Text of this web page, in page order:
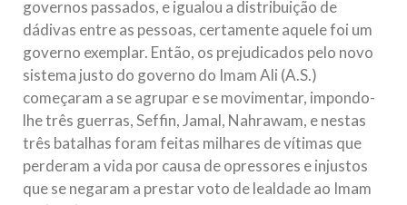
governos passados, e igualou a distribuição de
dádivas entre as pessoas, certamente aquele foi um
governo exemplar. Então, os prejudicados pelo novo
sistema justo do governo do Imam Ali (A.S.)
começaram a se agrupar e se movimentar, impondo-
lhe três guerras, Seffin, Jamal, Nahrawam, e nestas
três batalhas foram feitas milhares de vítimas que
perderam a vida por causa de opressores e injustos
que se negaram a prestar voto de lealdade ao Imam